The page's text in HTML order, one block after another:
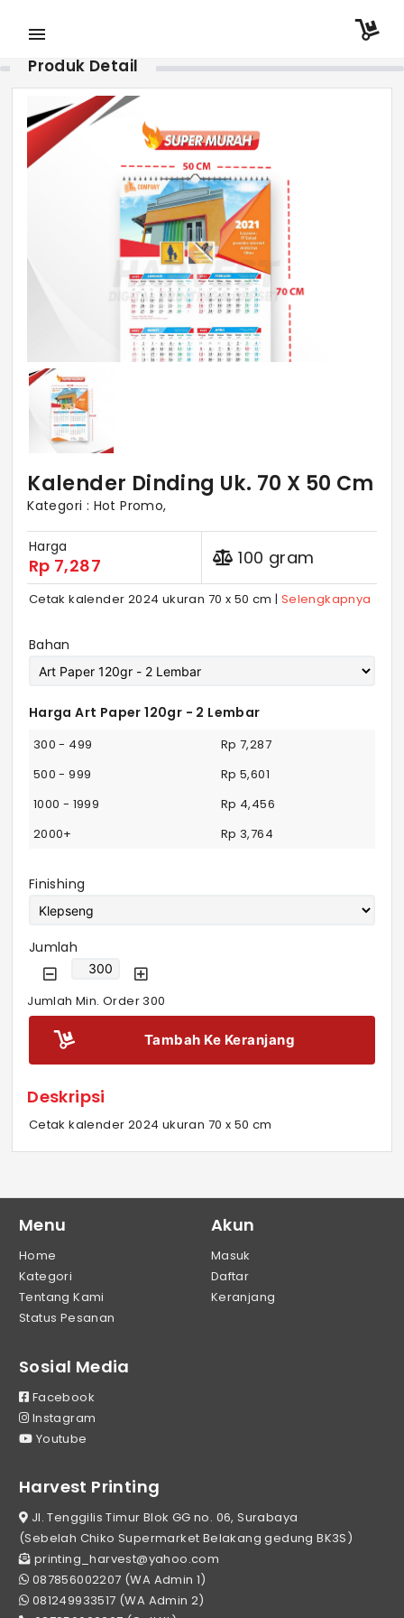
menu
Produk Detail
Kalender Dinding Uk. 70 X 50 Cm
Kategori : Hot Promo,
Harga
Rp 7,287 100 gram
Cetak kalender 2024 ukuran 70 x 50 cm | Selengkapnya
Bahan
Harga Art Paper 120gr - 2 Lembar
300 - 499
Rp 7,287
500 - 999
Rp 5,601
1000 - 1999
Rp 4,456
2000+
Rp 3,764
Finishing
Jumlah
Jumlah Min. Order 300
Tambah Ke Keranjang
Deskripsi
Cetak kalender 2024 ukuran 70 x 50 cm
Menu
Home
Kategori
Tentang Kami
Status Pesanan
Akun
Masuk
Daftar
Keranjang
Sosial Media
Facebook
Instagram
Youtube
Harvest Printing
Jl. Tenggilis Timur Blok GG no. 06, Surabaya
(Sebelah Chiko Supermarket Belakang gedung BK3S)
printing_harvest@yahoo.com
087856002207 (WA Admin 1)
081249933517 (WA Admin 2)